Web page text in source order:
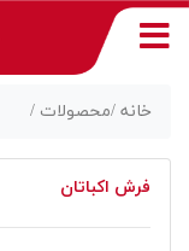
خانه /محصولات /
فرش اکباتان